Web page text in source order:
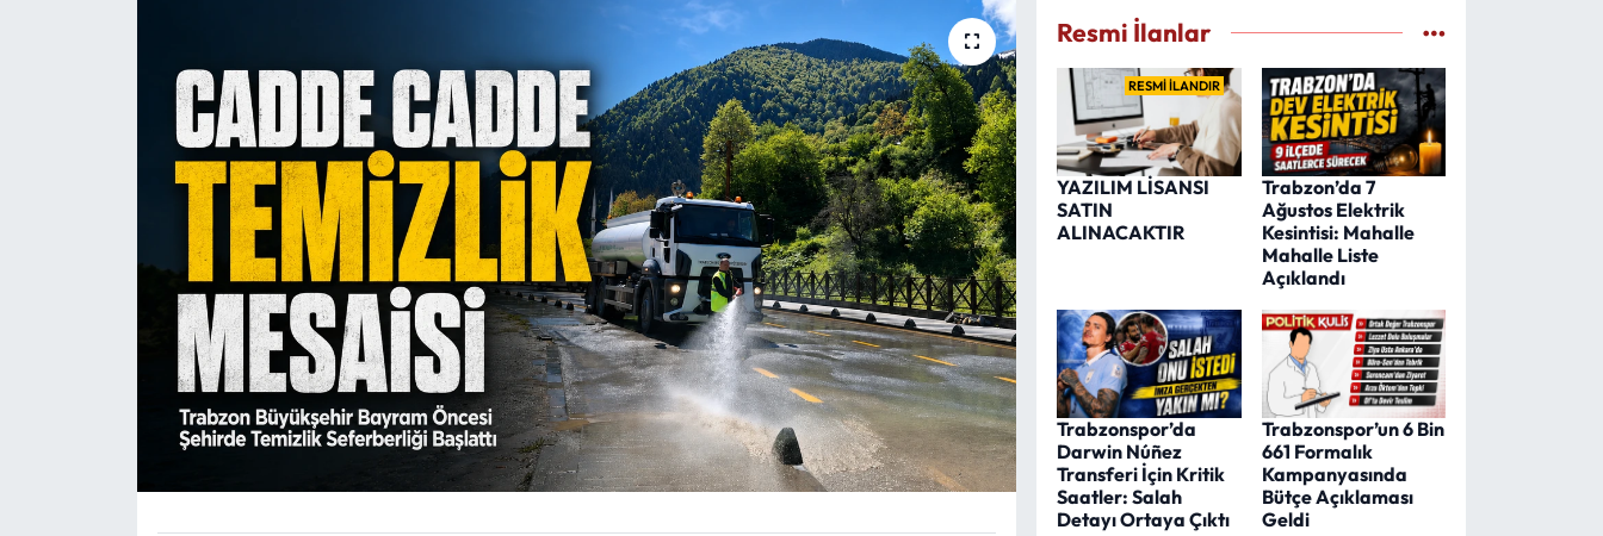
Resmi İlanlar
RESMİ İLANDIR
YAZILIM LİSANSI
SATIN
ALINACAKTIR
Trabzon’da 7
Ağustos Elektrik
Kesintisi: Mahalle
Mahalle Liste
Açıklandı
Trabzonspor’da
Darwin Núñez
Transferi İçin Kritik
Saatler: Salah
Detayı Ortaya Çıktı
Trabzonspor’un 6 Bin
661 Formalık
Kampanyasında
Bütçe Açıklaması
Geldi
Köşe Yazıları
Karikatür Galeri
ASTROLOJİ
Spor Yazıları
Mektup Galeri